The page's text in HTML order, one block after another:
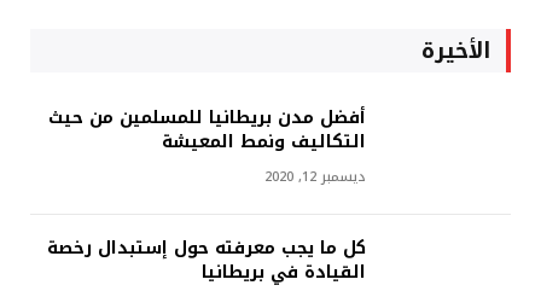
الأخيرة
أفضل مدن بريطانيا للمسلمين من حيث
التكاليف ونمط المعيشة
ديسمبر 12, 2020
كل ما يجب معرفته حول إستبدال رخصة
القيادة في بريطانيا